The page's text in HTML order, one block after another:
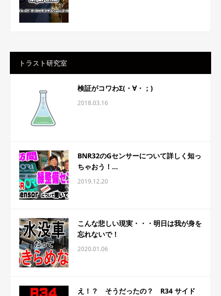
トラスト研究室
検証がコワわΣ(・∀・；)
2018.03.16
BNR32のGセンサーについて詳しく知っ
ちゃおう！...
2019.12.20
こんな悲しい現実・・・明日は我が身を
忘れないで！
2020.01.06
え！？ そうだったの？ R34 サイド